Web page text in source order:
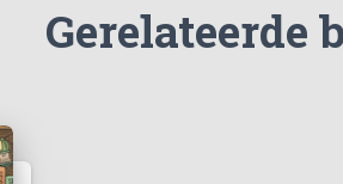
Gerelateerde